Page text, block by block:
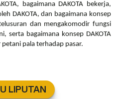
bagaimana DAKOTA bekerja,
DAKOTA, dan bagaimana konsep
dan mengakomodir fungsi
serta bagaimana konsep DAKOTA
pala terhadap pasar.
LIPUTAN